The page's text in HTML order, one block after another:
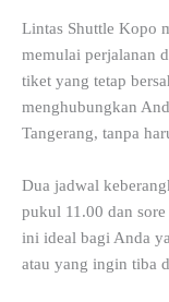
Lintas Shuttle Kopo
memulai perjalanan
tiket yang tetap
menghubungkan
Tangerang, tanpa
Dua jadwal
pukul 11.00 dan
ini ideal bagi Anda
atau yang ingin tiba